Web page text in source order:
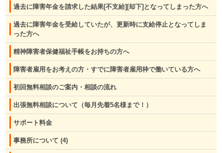
過去に障害年金を請求した結果[不支給][却下]となってしまった方へ
過去に障害年金を受給していたが、更新時に支給停止となってしま
った方へ
精神障害者保健福祉手帳をお持ちの方へ
障害者雇用をお考えの方・すでに障害者雇用枠で働いている方へ
初回無料相談のご案内・相談の流れ
出張無料相談について（毎月先着5名様まで！）
サポート料金
事務所について (4)